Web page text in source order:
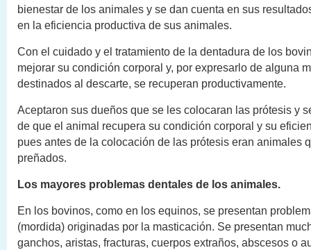
bienestar de los animales y se dan cuenta en sus
en la eficiencia productiva de sus animales.
Con el cuidado y el tratamiento de la dentadura de los
mejorar su condición corporal y, por expresarlo de alguna
destinados al descarte, se recuperan productivamente.
Aceptaron sus dueños que se les colocaran las prótesis y
de que el animal recupera su condición corporal y su
pues antes de la colocación de las prótesis eran animales
preñados.
Los mayores problemas dentales de los animales.
En los bovinos, como en los equinos, se presentan
(mordida) originadas por la masticación. Se presentan
ganchos, aristas, fracturas, cuerpos extraños, abscesos o